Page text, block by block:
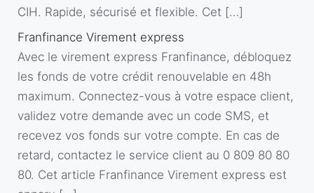
CIH. Rapide, sécurisé et flexible. Cet […]
Franfinance Virement express
Avec le virement express Franfinance, débloquez
les fonds de votre crédit renouvelable en 48h
maximum. Connectez-vous à votre espace client,
validez votre demande avec un code SMS, et
recevez vos fonds sur votre compte. En cas de
retard, contactez le service client au 0 809 80 80
80. Cet article Franfinance Virement express est